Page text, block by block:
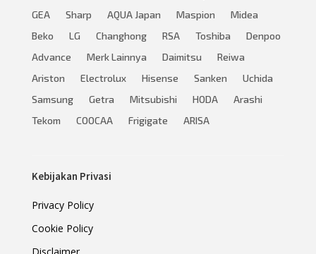
GEA
Sharp AQUA Japan Maspion
Midea
Beko
LG Changhong RSA Toshiba
Denpoo
Advance
Merk Lainnya Daimitsu
Reiwa
Ariston
Electrolux Hisense Sanken
Uchida
Samsung
Getra Mitsubishi HODA
Arashi
Tekom
COOCAA Frigigate ARISA
Kebijakan Privasi
Privacy Policy
Cookie Policy